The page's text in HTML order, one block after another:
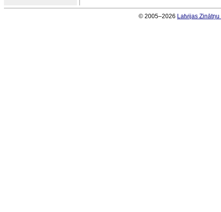
© 2005–2026 Latvijas